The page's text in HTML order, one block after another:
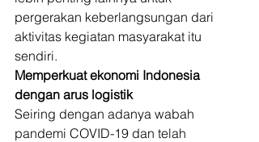
pergerakan keberlangsungan dari
aktivitas kegiatan masyarakat itu
sendiri.
Memperkuat ekonomi Indonesia
dengan arus logistik
Seiring dengan adanya wabah
pandemi COVID-19 dan telah